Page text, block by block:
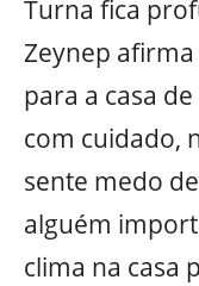
Turna fica
Zeynep
para a casa
com cuidado,
sente medo
alguém
clima na casa